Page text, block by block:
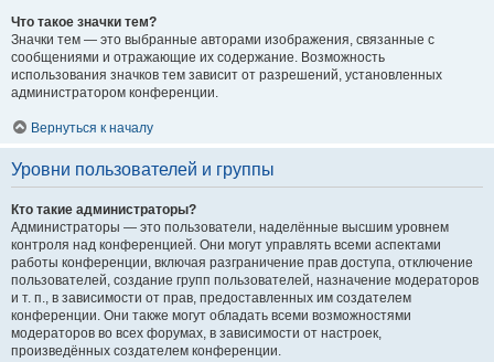
Что такое значки тем?
Значки тем — это выбранные авторами изображения, связанные с
сообщениями и отражающие их содержание. Возможность
использования значков тем зависит от разрешений, установленных
администратором конференции.
Вернуться к началу
Уровни пользователей и группы
Кто такие администраторы?
Администраторы — это пользователи, наделённые высшим уровнем
контроля над конференцией. Они могут управлять всеми аспектами
работы конференции, включая разграничение прав доступа, отключение
пользователей, создание групп пользователей, назначение модераторов
и т. п., в зависимости от прав, предоставленных им создателем
конференции. Они также могут обладать всеми возможностями
модераторов во всех форумах, в зависимости от настроек,
произведённых создателем конференции.